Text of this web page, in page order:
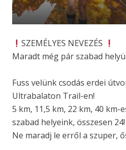
SZEMÉLYES NEVEZÉS
Maradt még pár szabad
Fuss velünk csodás erdei
Ultrabalaton Trail-en!
5 km, 11,5 km, 22 km, 40
szabad helyeink, összesen 24!
Ne maradj le erről a szuper,